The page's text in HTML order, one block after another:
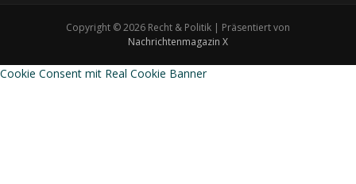
Copyright © 2026 Recht & Politik | Präsentiert von
Nachrichtenmagazin X
Cookie Consent mit Real Cookie Banner